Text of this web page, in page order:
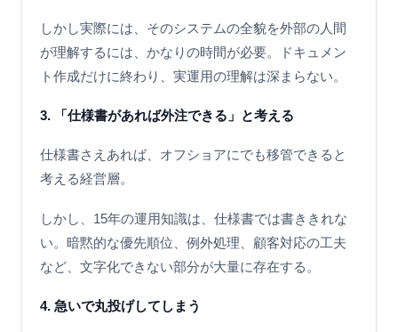
しかし実際には、そのシステムの全貌を外部の人間
が理解するには、かなりの時間が必要。ドキュメン
ト作成だけに終わり、実運用の理解は深まらない。
3. 「仕様書があれば外注できる」と考える
仕様書さえあれば、オフショアにでも移管できると
考える経営層。
しかし、15年の運用知識は、仕様書では書ききれな
い。暗黙的な優先順位、例外処理、顧客対応の工夫
など、文字化できない部分が大量に存在する。
4. 急いで丸投げしてしまう